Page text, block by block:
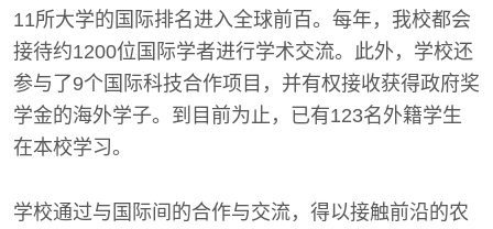
11所大学的国际排名进入全球前百。每年，我校都会
接待约1200位国际学者进行学术交流。此外，学校还
参与了9个国际科技合作项目，并有权接收获得政府奖
学金的海外学子。到目前为止，已有123名外籍学生
在本校学习。
学校通过与国际间的合作与交流，得以接触前沿的农